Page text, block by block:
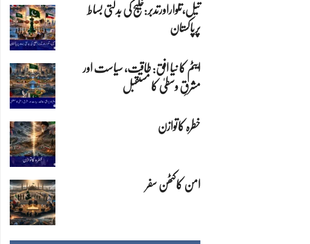
امن کاکٹھن سفر
تیل،تلواراورتدبر:خلیج کی بدلتی بساط
پرپاکستان
ایٹم کا نیا افق: طاقت، سیاست اور
مشرقِ وسطیٰ کا مستقبل
خطرہ کاتوازن